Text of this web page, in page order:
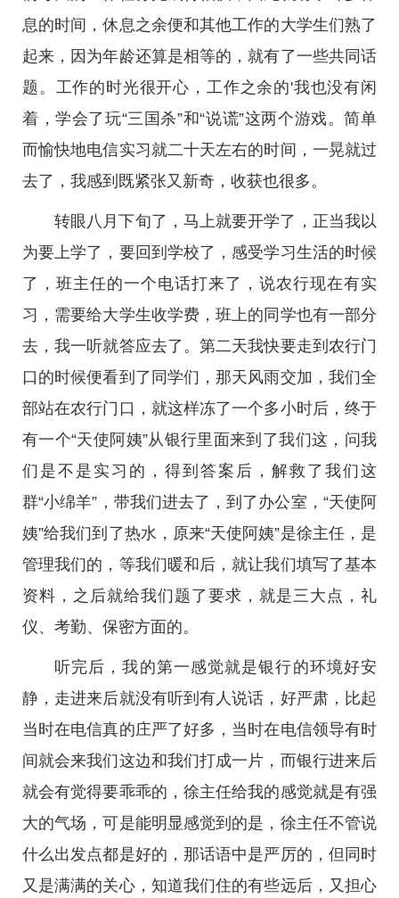
息的时间，休息之余便和其他工作的大学生们熟了
起来，因为年龄还算是相等的，就有了一些共同话
题。工作的时光很开心，工作之余的'我也没有闲
着，学会了玩“三国杀”和“说谎”这两个游戏。简单
而愉快地电信实习就二十天左右的时间，一晃就过
去了，我感到既紧张又新奇，收获也很多。
转眼八月下旬了，马上就要开学了，正当我以
为要上学了，要回到学校了，感受学习生活的时候
了，班主任的一个电话打来了，说农行现在有实
习，需要给大学生收学费，班上的同学也有一部分
去，我一听就答应去了。第二天我快要走到农行门
口的时候便看到了同学们，那天风雨交加，我们全
部站在农行门口，就这样冻了一个多小时后，终于
有一个“天使阿姨”从银行里面来到了我们这，问我
们是不是实习的，得到答案后，解救了我们这
群“小绵羊”，带我们进去了，到了办公室，“天使阿
姨”给我们到了热水，原来“天使阿姨”是徐主任，是
管理我们的，等我们暖和后，就让我们填写了基本
资料，之后就给我们题了要求，就是三大点，礼
仪、考勤、保密方面的。
听完后，我的第一感觉就是银行的环境好安
静，走进来后就没有听到有人说话，好严肃，比起
当时在电信真的庄严了好多，当时在电信领导有时
间就会来我们这边和我们打成一片，而银行进来后
就会有觉得要乖乖的，徐主任给我的感觉就是有强
大的气场，可是能明显感觉到的是，徐主任不管说
什么出发点都是好的，那话语中是严厉的，但同时
又是满满的关心，知道我们住的有些远后，又担心